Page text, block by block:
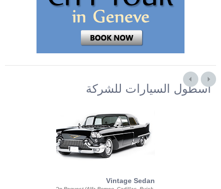
أسطول السيارات للشركة
Vintage Sedan